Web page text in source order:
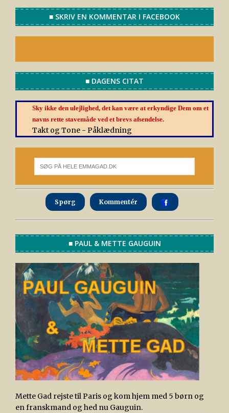
■ SKRIV EN KOMMENTAR I FACEBOOK
■ DAGENS CITAT
Sky ikke den ulejlighed, det kan være at erkyndige Dem om et
navns rette stavemåde ved et brevs afsendelse.
Takt og Tone - Påklædning
Spørg Kommentér
■ PAUL & METTE GAUGUIN
Mette Gad rejste til Paris og kom hjem med 5 børn og
en franskmand og hed nu Gauguin.